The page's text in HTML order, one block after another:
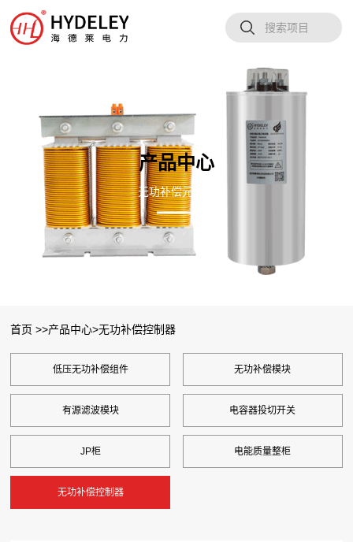
产品中心
无功补偿元器件
首页 >>产品中心>无功补偿控制器
低压无功补偿组件 无功补偿模块
有源滤波模块 电容器投切开关
JP柜 电能质量整柜
无功补偿控制器